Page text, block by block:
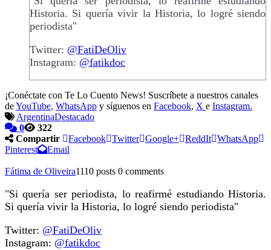
Historia. Si quería vivir la Historia, lo logré siendo
periodista"
Twitter: @FatiDeOliv
Instagram: @fatikdoc
¡Conéctate con Te Lo Cuento News! Suscríbete a nuestros canales
deYouTube, WhatsApp y síguenos en Facebook, X e Instagram.
ArgentinaDestacado
0
322
Compartir
Facebook Twitter Google+ ReddIt WhatsApp
Pinterest
Email
Fátima de Oliveira1110 posts 0 comments
"Si quería ser periodista, lo reafirmé estudiando Historia.
Si quería vivir la Historia, lo logré siendo periodista"
Twitter: @FatiDeOliv
Instagram: @fatikdoc